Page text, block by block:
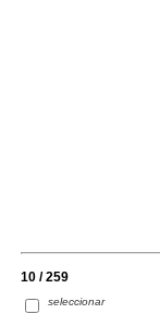
10 / 259
seleccionar